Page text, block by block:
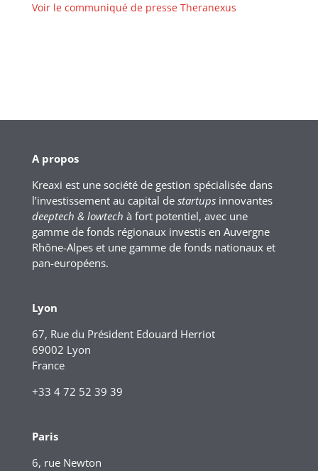
Voir le communiqué de presse Theranexus
A propos
Kreaxi est une société de gestion spécialisée dans
l’investissement au capital de startupsinnovantes
deeptech & lowtech à fort potentiel, avec une
gamme de fonds régionaux investis en Auvergne
Rhône-Alpes et une gamme de fonds nationaux et
pan-européens.
Lyon
67, Rue du Président Edouard Herriot
69002 Lyon
France
+33 4 72 52 39 39
Paris
6, rue Newton